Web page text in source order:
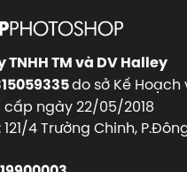
TNHH TM và DV Halley
do sở Kế Hoạch
cấp ngày 22/05/2018
4 Trường Chinh,